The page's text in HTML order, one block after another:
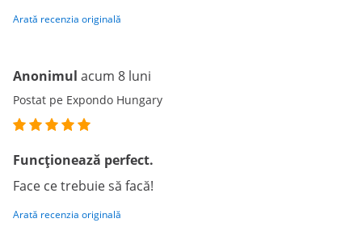
Arată recenzia originală
Anonimul acum 8 luni
Postat pe Expondo Hungary
Funcționează perfect.
Face ce trebuie să facă!
Arată recenzia originală